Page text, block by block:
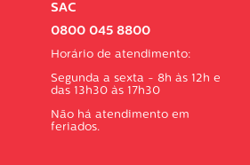
SAC
0800 045 8800
Horário de atendimento:
Segunda a sexta - 8h às 12h e
das 13h30 às 17h30
Não há atendimento em
feriados.